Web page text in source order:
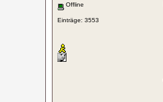
Offline
Einträge: 3553